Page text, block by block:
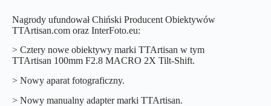
Nagrody ufundował Chiński Producent Obiektywów
TTArtisan.com oraz InterFoto.eu:
> Cztery nowe obiektywy marki TTArtisan w tym
TTArtisan 100mm F2.8 MACRO 2X Tilt-Shift.
> Nowy aparat fotograficzny.
> Nowy manualny adapter marki TTArtisan.